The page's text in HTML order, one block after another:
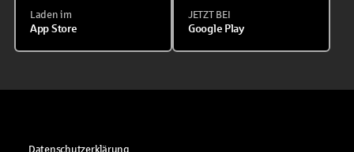
Laden im
App Store
JETZT BEI
Google Play
Datenschutzerklärung